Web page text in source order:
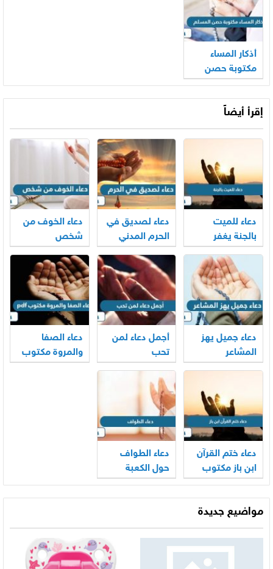
أذكار المساء
مكتوبة حصن
المسلم
إقرأ أيضاً
دعاء للميت
بالجنة يغفر
ذنوبه ويضيء
دعاء لصديق في
الحرم المدني
والمكي
دعاء الخوف من
شخص
دعاء جميل يهز
المشاعر
أجمل دعاء لمن
تحب
دعاء الصفا
والمروة مكتوب
دعاء ختم القرآن
ابن باز مكتوب
دعاء الطواف
حول الكعبة
مواضيع جديدة